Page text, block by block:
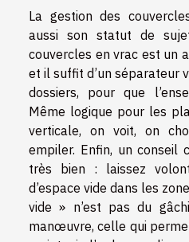
La gestion des
aussi son statut de
couvercles en vrac est un
et il suffit d’un séparateur
dossiers, pour que
Même logique pour les
verticale, on voit, on
empiler. Enfin, un conseil
très bien : laissez
d’espace vide dans les
vide » n’est pas du
manœuvre, celle qui